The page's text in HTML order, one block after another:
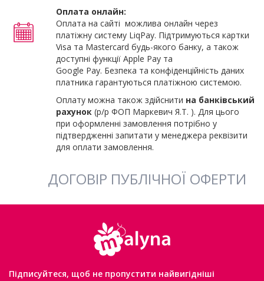
Оплата онлайн:
Оплата на сайті можлива онлайн через
платіжну систему LiqPay. Підтримуються картки
Visa та Mastercard будь-якого банку, а також
доступні функції Apple Pay та
Google Pay. Безпека та конфіденційність даних
платника гарантуються платіжною системою.
Оплату можна також здійснити на банківський
рахунок (р/р ФОП Маркевич Я.Т. ). Для цього
при оформленні замовлення потрібно у
підтвердженні запитати у менеджера реквізити
для оплати замовлення.
ДОГОВІР ПУБЛІЧНОЇ ОФЕРТИ
Підписуйтеся, щоб не пропустити найвигідніші